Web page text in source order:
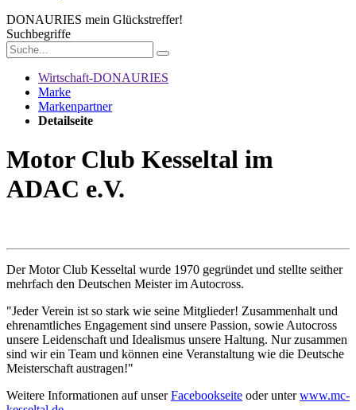
DONAURIES mein Glückstreffer!
Suchbegriffe
Wirtschaft-DONAURIES
Marke
Markenpartner
Detailseite
Motor Club Kesseltal im
ADAC e.V.
Der Motor Club Kesseltal wurde 1970 gegründet und stellte seither
mehrfach den Deutschen Meister im Autocross.
"Jeder Verein ist so stark wie seine Mitglieder! Zusammenhalt und
ehrenamtliches Engagement sind unsere Passion, sowie Autocross
unsere Leidenschaft und Idealismus unsere Haltung. Nur zusammen
sind wir ein Team und können eine Veranstaltung wie die Deutsche
Meisterschaft austragen!"
Weitere Informationen auf unserFacebookseite oder unterwww.mc-